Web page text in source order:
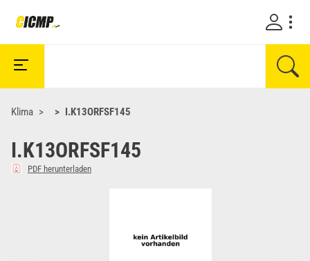
Klima I.K13ORFSF145
I.K13ORFSF145
PDF herunterladen